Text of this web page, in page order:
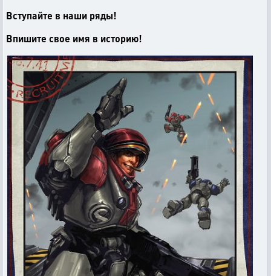
Вступайте в наши ряды!
Впишите свое имя в историю!